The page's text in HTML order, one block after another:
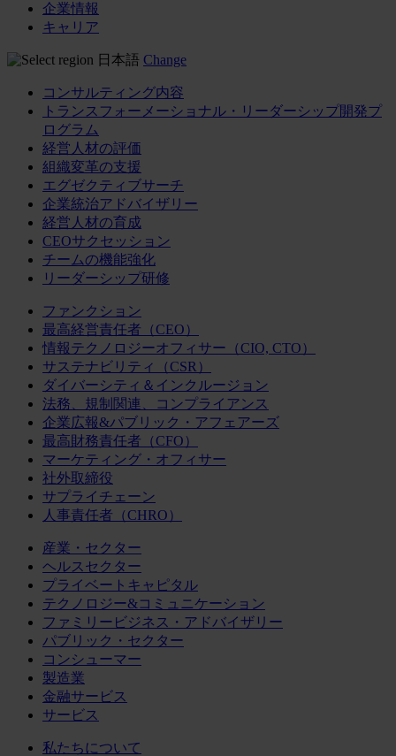
企業情報
キャリア
日本語 Change
コンサルティング内容
トランスフォーメーショナル・リーダーシップ開発プ
ログラム
経営人材の評価
組織変革の支援
エグゼクティブサーチ
企業統治アドバイザリー
経営人材の育成
CEOサクセッション
チームの機能強化
リーダーシップ研修
ファンクション
最高経営責任者（CEO）
情報テクノロジーオフィサー（CIO, CTO）
サステナビリティ（CSR）
ダイバーシティ＆インクルージョン
法務、規制関連、コンプライアンス
企業広報&パブリック・アフェアーズ
最高財務責任者（CFO）
マーケティング・オフィサー
社外取締役
サプライチェーン
人事責任者（CHRO）
産業・セクター
ヘルスセクター
プライベートキャピタル
テクノロジー&コミュニケーション
ファミリービジネス・アドバイザリー
パブリック・セクター
コンシューマー
製造業
金融サービス
サービス
私たちについて